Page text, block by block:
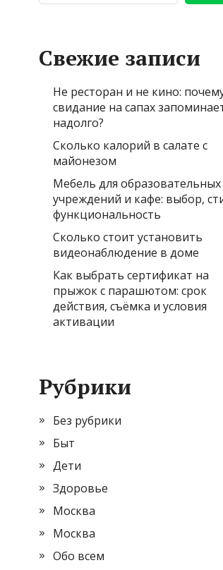
Свежие записи
Не ресторан и не кино:
свидание на сапах
надолго?
Сколько калорий в салате с
майонезом
Мебель для образовательных
учреждений и кафе: выбор,
функциональность
Сколько стоит установить
видеонаблюдение в доме
Как выбрать сертификат на
прыжок с парашютом: срок
действия, съёмка и условия
активации
Рубрики
Без рубрики
Быт
Дети
Здоровье
Москва
Москва
Обо всем